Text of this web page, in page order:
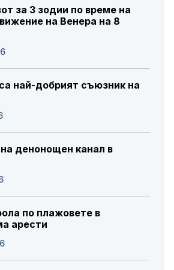
за 3 зодии по време на
на Венера на 8
най-добрият съюзник на
денонощен канал в
по плажовете в
арести